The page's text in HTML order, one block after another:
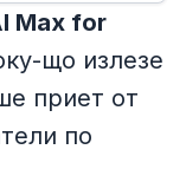
Max for
що излезе
приет от
по